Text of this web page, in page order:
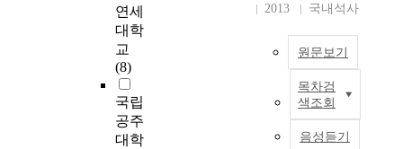
연세
대학
교
(8)
국립
공주
대학
2013
국내석사
원문보기
목차검
색조회
음성듣기